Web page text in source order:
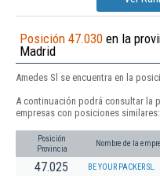
Posición 47.030 en la
Madrid
Amedes Sl se encuentra en la
A continuación podrá consultar la
empresas con posiciones similares:
Posición
Provincia
Nombre de la
47.025 BE YOUR PACKER SL.